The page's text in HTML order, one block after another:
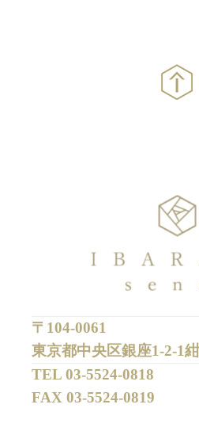
〒104-0061
東京都中央区銀座1-2-1
TEL 03-5524-0818
FAX 03-5524-0819